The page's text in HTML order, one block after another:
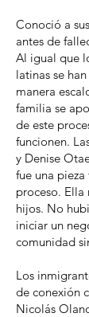
Conoció a
antes de
Al igual que
latinas se
manera
familia se
de este
funcionen.
y Denise
fue una
proceso. Ella
hijos. No
iniciar un
comunidad
Los
de conexión
Nicolás